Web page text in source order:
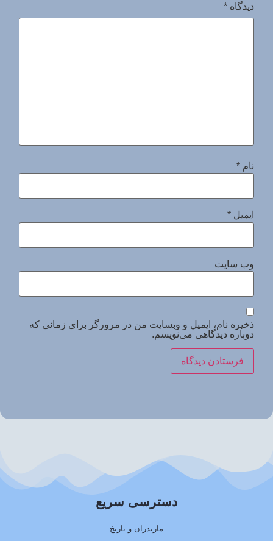
دیدگاه*
نام*
ایمیل*
وب‌ سایت
ذخیره نام، ایمیل و وبسایت من در مرورگر برای زمانی که
دوباره دیدگاهی می‌نویسم.
دسترسی سریع
مازندران و تاریخ